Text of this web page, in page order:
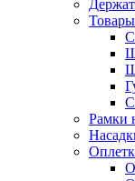
Товары
Рамки